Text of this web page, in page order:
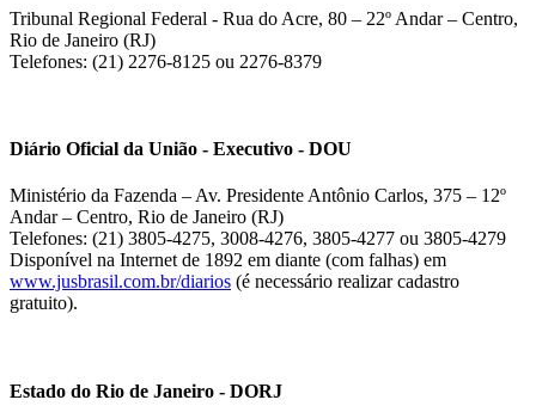
Tribunal Regional Federal - Rua do Acre, 80 – 22º Andar – Centro,
Rio de Janeiro (RJ)
Telefones: (21) 2276-8125 ou 2276-8379
Diário Oficial da União - Executivo - DOU
Ministério da Fazenda – Av. Presidente Antônio Carlos, 375 – 12º
Andar – Centro, Rio de Janeiro (RJ)
Telefones: (21) 3805-4275, 3008-4276, 3805-4277 ou 3805-4279
Disponível na Internet de 1892 em diante (com falhas) em
www.jusbrasil.com.br/diarios (é necessário realizar cadastro
gratuito).
Estado do Rio de Janeiro - DORJ